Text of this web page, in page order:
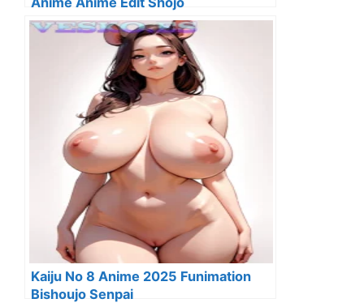
Kaiju No 8 Anime 2025 Funimation
Bishoujo Senpai